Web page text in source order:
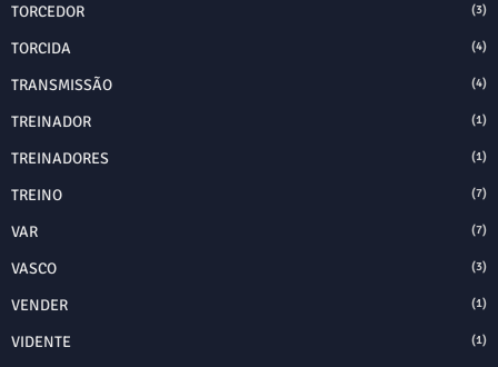
TORCEDOR (3)
TORCIDA (4)
TRANSMISSÃO (4)
TREINADOR (1)
TREINADORES (1)
TREINO (7)
VAR (7)
VASCO (3)
VENDER (1)
VIDENTE (1)